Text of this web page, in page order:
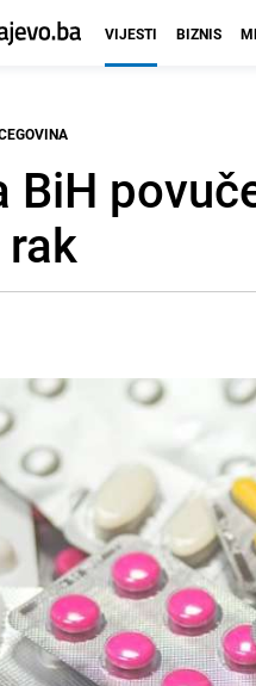
VIJESTI BIZNIS
BiH